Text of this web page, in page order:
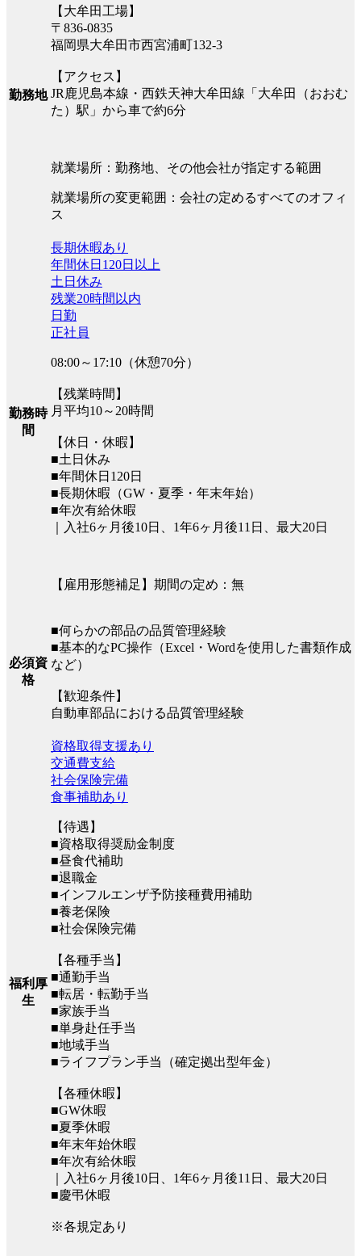
勤務地
【大牟田工場】
〒836-0835
福岡県大牟田市西宮浦町132-3
【アクセス】
JR鹿児島本線・西鉄天神大牟田線「大牟田（おおむ
た）駅」から車で約6分
就業場所：勤務地、その他会社が指定する範囲
就業場所の変更範囲：会社の定めるすべてのオフィ
ス
勤務時
間
長期休暇あり
年間休日120日以上
土日休み
残業20時間以内
日勤
正社員
08:00～17:10（休憩70分）
【残業時間】
月平均10～20時間
【休日・休暇】
■土日休み
■年間休日120日
■長期休暇（GW・夏季・年末年始）
■年次有給休暇
｜入社6ヶ月後10日、1年6ヶ月後11日、最大20日
【雇用形態補足】期間の定め：無
必須資
格
■何らかの部品の品質管理経験
■基本的なPC操作（Excel・Wordを使用した書類作成
など）
【歓迎条件】
自動車部品における品質管理経験
福利厚
生
資格取得支援あり
交通費支給
社会保険完備
食事補助あり
【待遇】
■資格取得奨励金制度
■昼食代補助
■退職金
■インフルエンザ予防接種費用補助
■養老保険
■社会保険完備
【各種手当】
■通勤手当
■転居・転勤手当
■家族手当
■単身赴任手当
■地域手当
■ライフプラン手当（確定拠出型年金）
【各種休暇】
■GW休暇
■夏季休暇
■年末年始休暇
■年次有給休暇
｜入社6ヶ月後10日、1年6ヶ月後11日、最大20日
■慶弔休暇
※各規定あり